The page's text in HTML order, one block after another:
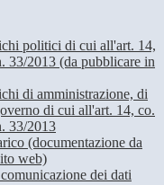
politici di cui all'art. 14,
33/2013 (da pubblicare in
di amministrazione, di
di cui all'art. 14, co.
33/2013
(documentazione da
web)
dei dati